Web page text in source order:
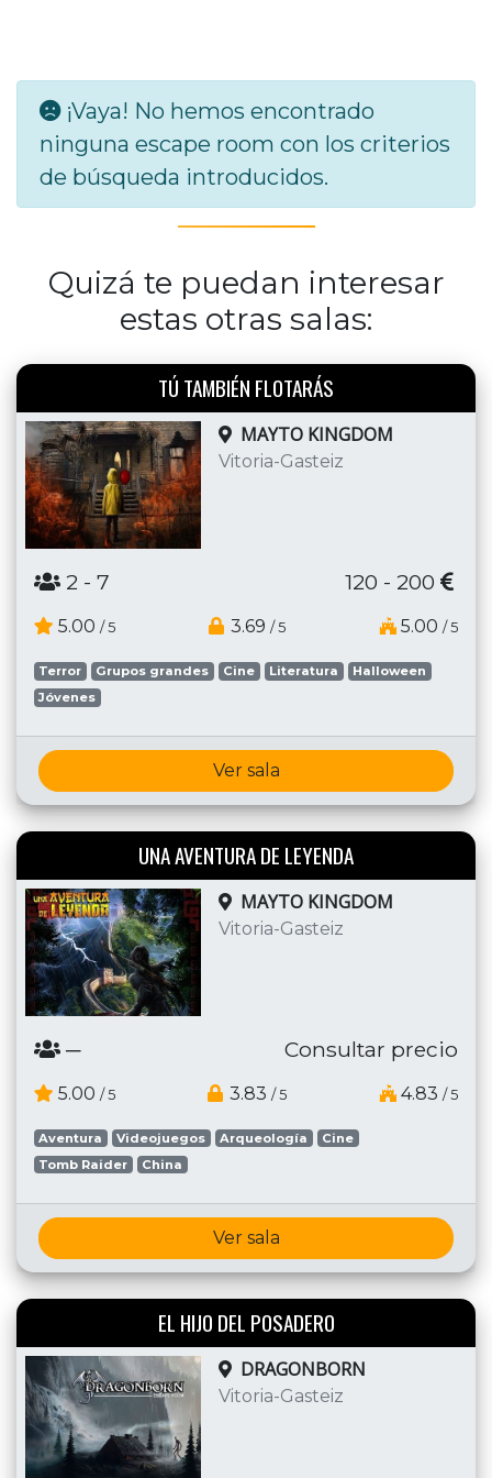
¡Vaya! No hemos encontrado
ninguna escape room con los criterios
de búsqueda introducidos.
Quizá te puedan interesar
estas otras salas:
TÚ TAMBIÉN FLOTARÁS
MAYTO KINGDOM
Vitoria-Gasteiz
2 - 7 120 - 200
5.00 / 5 3.69 / 5 5.00 / 5
Terror Grupos grandes Cine Literatura
Halloween
Jóvenes
Ver sala
UNA AVENTURA DE LEYENDA
MAYTO KINGDOM
Vitoria-Gasteiz
─ Consultar precio
5.00 / 5 3.83 / 5 4.83 / 5
Aventura Videojuegos Arqueología
Cine
Tomb Raider
China
Ver sala
EL HIJO DEL POSADERO
DRAGONBORN
Vitoria-Gasteiz